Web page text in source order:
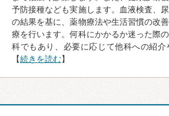
予防接種なども実施します。血液検査、
の結果を基に、薬物療法や生活習慣の改
療を行います。何科にかかるか迷った際
科でもあり、必要に応じて他科への紹介
【続きを読む】